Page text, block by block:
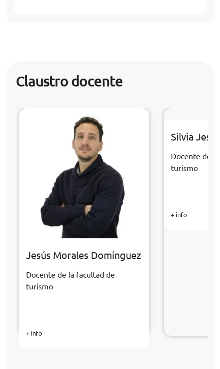
Claustro docente
Jesús Morales Domínguez
Docente de la facultad de
turismo
+ info
Silvia
Docente de
turismo
+ info